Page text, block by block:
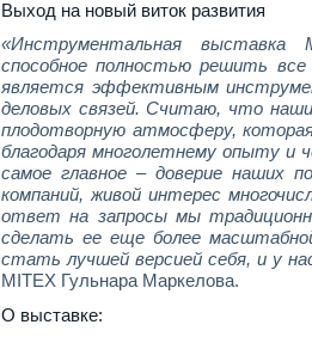
Выход на новый виток развития
«Инструментальная выставка
способное полностью решить
является эффективным
деловых связей. Считаю, что
плодотворную атмосферу,
благодаря многолетнему опыту и
самое главное – доверие наших
компаний, живой интерес
ответ на запросы мы
сделать ее еще более
стать лучшей версией себя, и у
MITEX Гульнара Маркелова.
О выставке: